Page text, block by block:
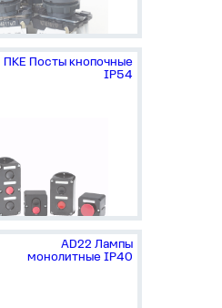
ПКЕ Посты кнопочные
IP54
AD22 Лампы
монолитные IP40